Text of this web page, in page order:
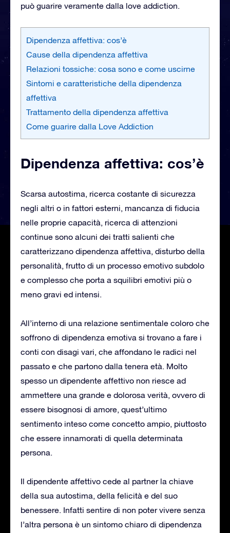
può guarire veramente dalla love addiction.
Dipendenza affettiva: cos’è
Cause della dipendenza affettiva
Relazioni tossiche: cosa sono e come uscirne
Sintomi e caratteristiche della dipendenza
affettiva
Trattamento della dipendenza affettiva
Come guarire dalla Love Addiction
Dipendenza affettiva: cos’è
Scarsa autostima, ricerca costante di sicurezza
negli altri o in fattori esterni, mancanza di fiducia
nelle proprie capacità, ricerca di attenzioni
continue sono alcuni dei tratti salienti che
caratterizzano dipendenza affettiva, disturbo della
personalità, frutto di un processo emotivo subdolo
e complesso che porta a squilibri emotivi più o
meno gravi ed intensi.
All’interno di una relazione sentimentale coloro che
soffrono di dipendenza emotiva si trovano a fare i
conti con disagi vari, che affondano le radici nel
passato e che partono dalla tenera età. Molto
spesso un dipendente affettivo non riesce ad
ammettere una grande e dolorosa verità, ovvero di
essere bisognosi di amore, quest’ultimo
sentimento inteso come concetto ampio, piuttosto
che essere innamorati di quella determinata
persona.
Il dipendente affettivo cede al partner la chiave
della sua autostima, della felicità e del suo
benessere. Infatti sentire di non poter vivere senza
l’altra persona è un sintomo chiaro di dipendenza